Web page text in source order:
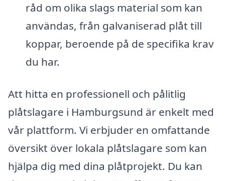
råd om olika slags material som kan
användas, från galvaniserad plåt till
koppar, beroende på de specifika krav
du har.
Att hitta en professionell och pålitlig
plåtslagare i Hamburgsund är enkelt med
vår plattform. Vi erbjuder en omfattande
översikt över lokala plåtslagare som kan
hjälpa dig med dina plåtprojekt. Du kan